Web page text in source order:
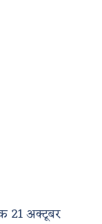
21 अक्टूबर